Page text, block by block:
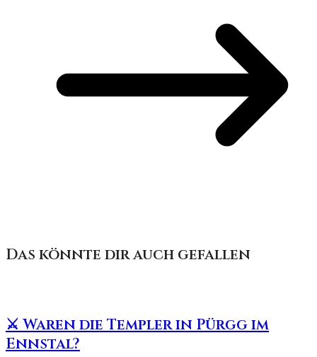
Das könnte dir auch gefallen
⚔️ Waren die Templer in Pürgg im
Ennstal?